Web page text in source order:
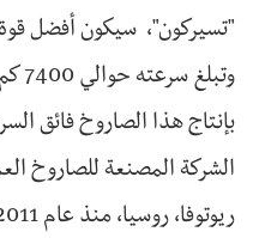
"تسيركون"، سيكون أفضل
الشركة المصنعة للصاروخ